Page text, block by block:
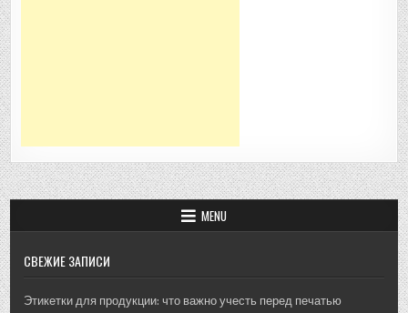
MENU
СВЕЖИЕ ЗАПИСИ
Этикетки для продукции: что важно учесть перед печатью